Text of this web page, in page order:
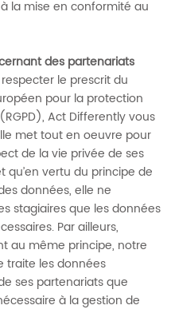
la mise en conformité au
des partenariats
le prescrit du
pour la protection
Act Differently vous
met tout en oeuvre pour
de la vie privée de ses
qu’en vertu du principe de
données, elle ne
stagiaires que les données
Par ailleurs,
au même principe, notre
traite les données
ses partenariats que
à la gestion de